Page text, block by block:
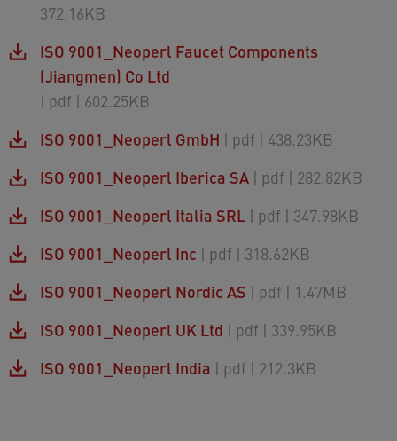
372.16KB
ISO 9001_Neoperl Faucet Components
(Jiangmen) Co Ltd
| pdf | 602.25KB
ISO 9001_Neoperl GmbH | pdf | 438.23KB
ISO 9001_Neoperl Iberica SA | pdf | 282.82KB
ISO 9001_Neoperl Italia SRL | pdf | 347.98KB
ISO 9001_Neoperl Inc | pdf | 318.62KB
ISO 9001_Neoperl Nordic AS | pdf | 1.47MB
ISO 9001_Neoperl UK Ltd | pdf | 339.95KB
ISO 9001_Neoperl India | pdf | 212.3KB